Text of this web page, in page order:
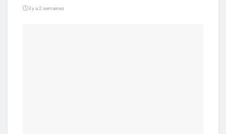
il y a 2 semaines